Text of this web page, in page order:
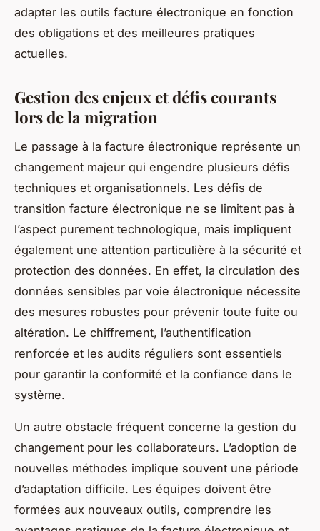
adapter les outils facture électronique en fonction
des obligations et des meilleures pratiques
actuelles.
Gestion des enjeux et défis courants
lors de la migration
Le passage à la facture électronique représente un
changement majeur qui engendre plusieurs défis
techniques et organisationnels. Les défis de
transition facture électronique ne se limitent pas à
l’aspect purement technologique, mais impliquent
également une attention particulière à la sécurité et
protection des données. En effet, la circulation des
données sensibles par voie électronique nécessite
des mesures robustes pour prévenir toute fuite ou
altération. Le chiffrement, l’authentification
renforcée et les audits réguliers sont essentiels
pour garantir la conformité et la confiance dans le
système.
Un autre obstacle fréquent concerne la gestion du
changement pour les collaborateurs. L’adoption de
nouvelles méthodes implique souvent une période
d’adaptation difficile. Les équipes doivent être
formées aux nouveaux outils, comprendre les